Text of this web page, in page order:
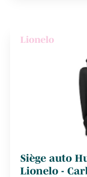
Lionelo
Siège auto
Lionelo -